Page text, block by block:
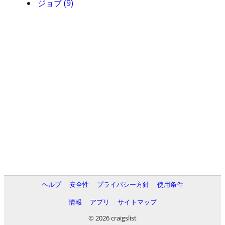
ジョブ (9)
ヘルプ 安全性 プライバシー方針
使用条件
情報
アプリ
サイトマップ
© 2026 craigslist